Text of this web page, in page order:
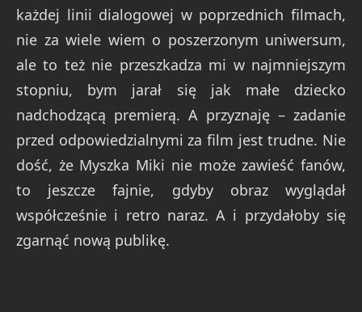
każdej linii dialogowej w poprzednich filmach,
nie za wiele wiem o poszerzonym uniwersum,
ale to też nie przeszkadza mi w najmniejszym
stopniu, bym jarał się jak małe dziecko
nadchodzącą premierą. A przyznaję – zadanie
przed odpowiedzialnymi za film jest trudne. Nie
dość, że Myszka Miki nie może zawieść fanów,
to jeszcze fajnie, gdyby obraz wyglądał
współcześnie i retro naraz. A i przydałoby się
zgarnąć nową publikę.